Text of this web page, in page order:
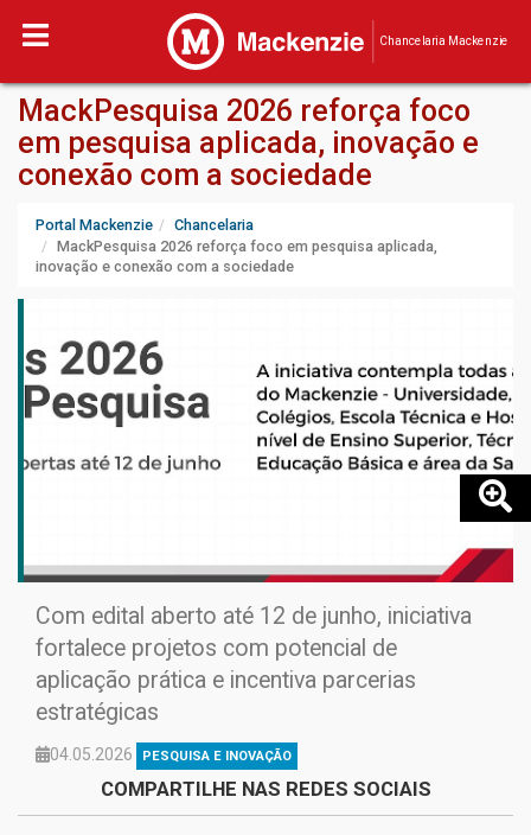
Chancelaria Mackenzie
MackPesquisa 2026 reforça foco
em pesquisa aplicada, inovação e
conexão com a sociedade
Portal Mackenzie
Chancelaria
MackPesquisa 2026 reforça foco em pesquisa aplicada,
inovação e conexão com a sociedade
Com edital aberto até 12 de junho, iniciativa
fortalece projetos com potencial de
aplicação prática e incentiva parcerias
estratégicas
04.05.2026 PESQUISA E INOVAÇÃO
COMPARTILHE NAS REDES SOCIAIS